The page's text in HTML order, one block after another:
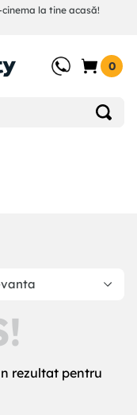
cinema la tine acasă!
0
rezultat pentru